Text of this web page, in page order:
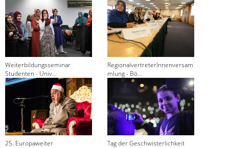
Weiterbildungsseminar
Studenten - Univ...
RegionalvertreterInnenversam
mlung - Bö...
25. Europaweiter
Tag der Geschwisterlichkeit